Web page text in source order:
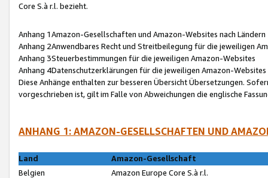
Core S.à r.l. bezieht.
Anhang 1Amazon-Gesellschaften und Amazon-Websites nach Ländern
Anhang 2Anwendbares Recht und Streitbeilegung für die jeweiligen
Anhang 3Steuerbestimmungen für die jeweiligen Amazon-Websites
Anhang 4Datenschutzerklärungen für die jeweiligen Amazon-Websites
Diese Anhänge enthalten zur besseren Übersicht Übersetzungen.
vorgeschrieben ist, gilt im Falle von Abweichungen die englische
ANHANG 1: AMAZON-GESELLSCHAFTEN UND
Land
Amazon-Gesellschaft
Belgien
Amazon Europe Core S.à r.l.